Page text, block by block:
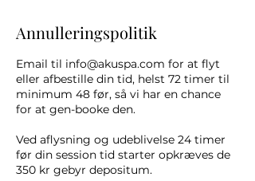
Annulleringspolitik
Email til info@akuspa.com for at flyt
eller afbestille din tid, helst 72 timer til
minimum 48 før, så vi har en chance
for at gen-booke den.
Ved aflysning og udeblivelse 24 timer
før din session tid starter opkræves de
350 kr gebyr depositum.